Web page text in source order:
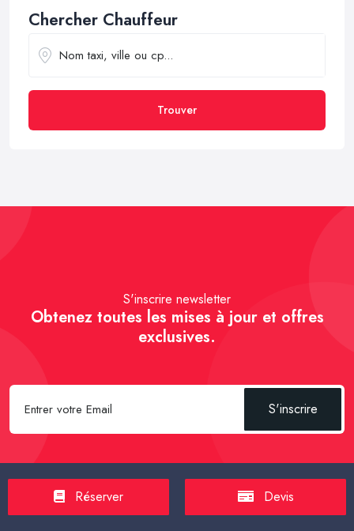
Chercher Chauffeur
Trouver
S'inscrire newsletter
Obtenez toutes les mises à jour et offres
exclusives.
S'inscrire
Réserver Devis